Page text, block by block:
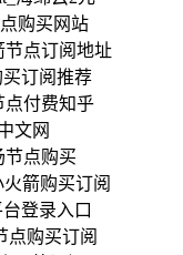
购买网站
节点订阅地址
买订阅推荐
点付费知乎
文网
节点购买
箭购买订阅
登录入口
点购买订阅